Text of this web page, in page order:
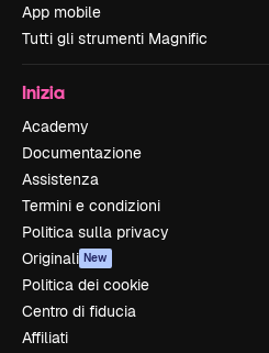
App mobile
Tutti gli strumenti Magnific
Inizia
Academy
Documentazione
Assistenza
Termini e condizioni
Politica sulla privacy
Originali New
Politica dei cookie
Centro di fiducia
Affiliati